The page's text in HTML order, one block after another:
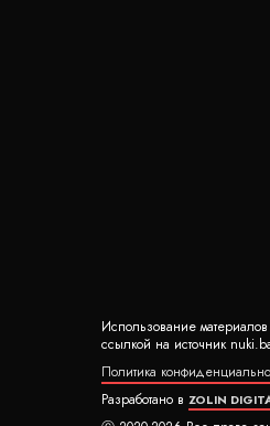
Использование материалов
ссылкой на источник
Политика
Разработано в ZOLIN